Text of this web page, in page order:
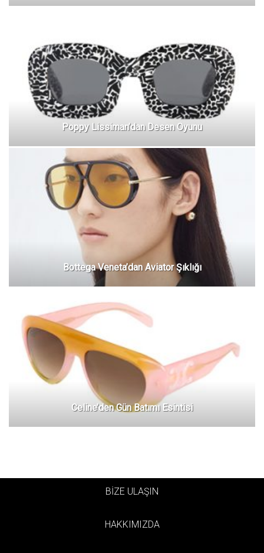
Poppy Lissiman’dan Desen Oyunu
Bottega Veneta’dan Aviator Şıklığı
Celine’den Gün Batımı Esintisi
BİZE ULAŞIN
HAKKIMIZDA